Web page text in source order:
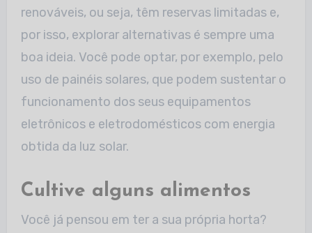
renováveis, ou seja, têm reservas limitadas e,
por isso, explorar alternativas é sempre uma
boa ideia. Você pode optar, por exemplo, pelo
uso de painéis solares, que podem sustentar o
funcionamento dos seus equipamentos
eletrônicos e eletrodomésticos com energia
obtida da luz solar.
Cultive alguns alimentos
Você já pensou em ter a sua própria horta?